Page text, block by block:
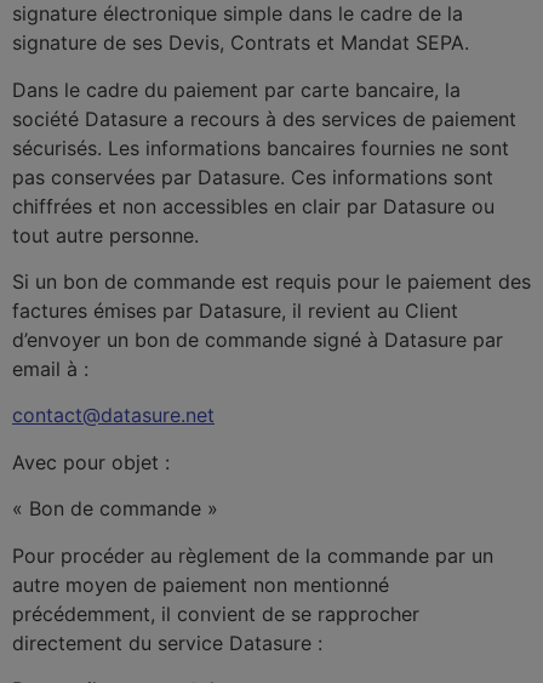
signature électronique simple dans le cadre de la
signature de ses Devis, Contrats et Mandat SEPA.
Dans le cadre du paiement par carte bancaire, la
société Datasure a recours à des services de paiement
sécurisés. Les informations bancaires fournies ne sont
pas conservées par Datasure. Ces informations sont
chiffrées et non accessibles en clair par Datasure ou
tout autre personne.
Si un bon de commande est requis pour le paiement des
factures émises par Datasure, il revient au Client
d’envoyer un bon de commande signé à Datasure par
email à :
contact@datasure.net
Avec pour objet :
« Bon de commande »
Pour procéder au règlement de la commande par un
autre moyen de paiement non mentionné
précédemment, il convient de se rapprocher
directement du service Datasure :